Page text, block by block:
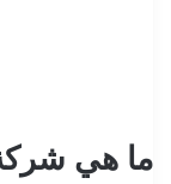
ما هي